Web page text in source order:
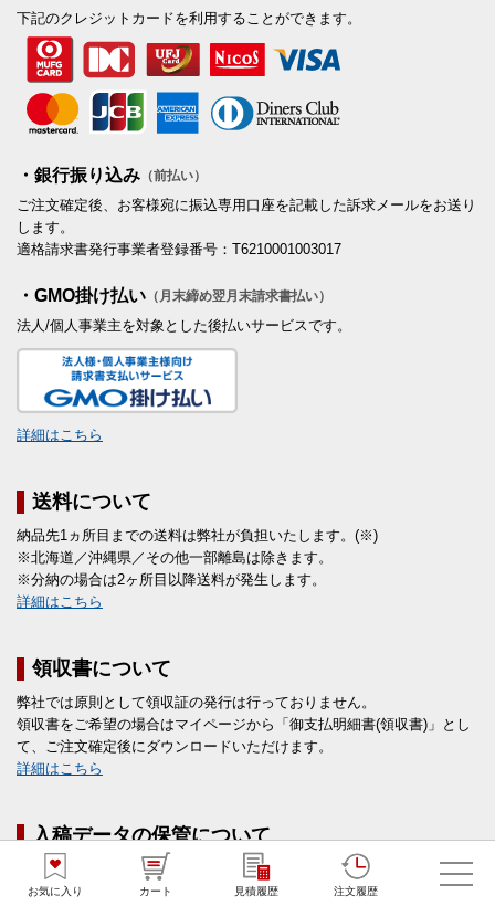
お気に入り カート 見積履歴 注文履歴
下記のクレジットカードを利用することができます。
・銀行振り込み （前払い）
ご注文確定後、お客様宛に振込専用口座を記載した訴求メールをお送り
します。
適格請求書発行事業者登録番号：T6210001003017
・GMO掛け払い （月末締め翌月末請求書払い）
法人/個人事業主を対象とした後払いサービスです。
詳細はこちら
送料について
納品先1ヵ所目までの送料は弊社が負担いたします。(※)
※北海道／沖縄県／その他一部離島は除きます。
※分納の場合は2ヶ所目以降送料が発生します。
詳細はこちら
領収書について
弊社では原則として領収証の発行は行っておりません。
領収書をご希望の場合はマイページから「御支払明細書(領収書)」とし
て、ご注文確定後にダウンロードいただけます。
詳細はこちら
入稿データの保管について
注文の際にご入稿いただいたデータは、弊社にて1年間保管させていた
だきます。その期間内で増刷・再注文をする際、データ入稿手続きは不